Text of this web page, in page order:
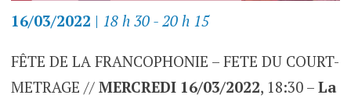
16/03/2022 | 18 h 30 - 20 h 15
FÊTE DE LA FRANCOPHONIE – FETE DU COURT-
METRAGE // MERCREDI 16/03/2022, 18:30 – La